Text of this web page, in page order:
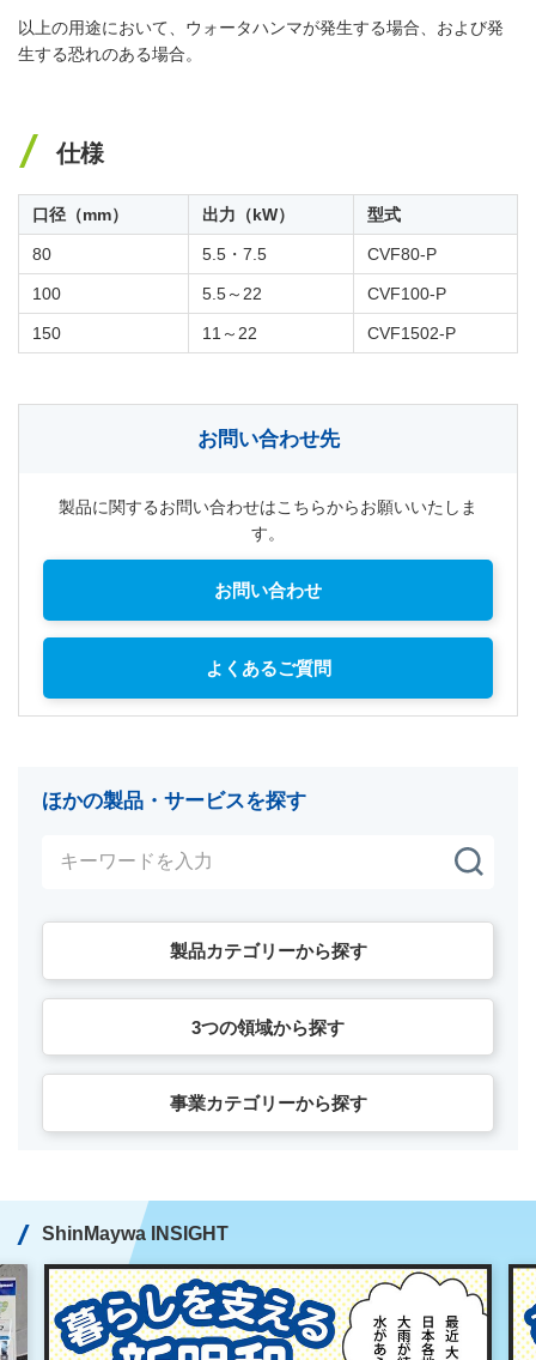
以上の用途において、ウォータハンマが発生する場合、および発
生する恐れのある場合。
仕様
口径（mm） 出力（kW） 型式
80 5.5・7.5 CVF80-P
100 5.5～22 CVF100-P
150 11～22 CVF1502-P
お問い合わせ先
製品に関するお問い合わせはこちらからお願いいたしま
す。
お問い合わせ
よくあるご質問
ほかの製品・サービスを探す
製品カテゴリーから探す
3つの領域から探す
事業カテゴリーから探す
ShinMaywa INSIGHT